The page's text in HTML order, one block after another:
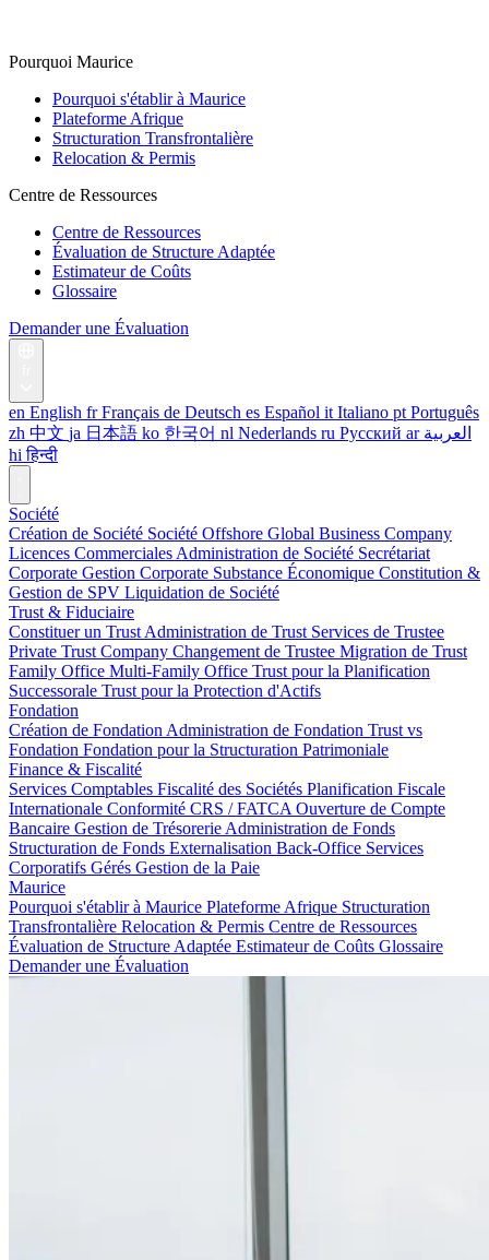
Pourquoi Maurice
Pourquoi s'établir à Maurice
Plateforme Afrique
Structuration Transfrontalière
Relocation & Permis
Centre de Ressources
Centre de Ressources
Évaluation de Structure Adaptée
Estimateur de Coûts
Glossaire
Demander une Évaluation
en English fr Français de Deutsch es Español it Italiano pt Português
zh 中文 ja 日本語 ko 한국어 nl Nederlands ru Русский ar العربية
hi हिन्दी
Société
Création de Société Société Offshore Global Business Company
Licences Commerciales Administration de Société Secrétariat
Corporate Gestion Corporate Substance Économique Constitution &
Gestion de SPV Liquidation de Société
Trust & Fiduciaire
Constituer un Trust Administration de Trust Services de Trustee
Private Trust Company Changement de Trustee Migration de Trust
Family Office Multi-Family Office Trust pour la Planification
Successorale Trust pour la Protection d'Actifs
Fondation
Création de Fondation Administration de Fondation Trust vs
Fondation Fondation pour la Structuration Patrimoniale
Finance & Fiscalité
Services Comptables Fiscalité des Sociétés Planification Fiscale
Internationale Conformité CRS / FATCA Ouverture de Compte
Bancaire Gestion de Trésorerie Administration de Fonds
Structuration de Fonds Externalisation Back-Office Services
Corporatifs Gérés Gestion de la Paie
Maurice
Pourquoi s'établir à Maurice Plateforme Afrique Structuration
Transfrontalière Relocation & Permis Centre de Ressources
Évaluation de Structure Adaptée Estimateur de Coûts Glossaire
Demander une Évaluation